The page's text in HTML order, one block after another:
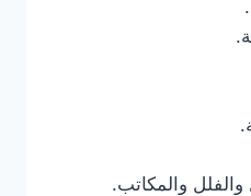
والمكاتب.